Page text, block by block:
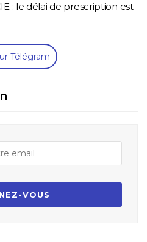
: le délai de prescription est
Télégram